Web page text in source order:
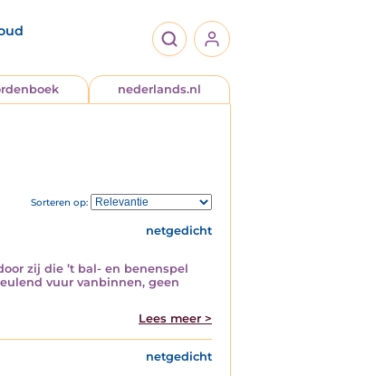
nederlands.nl
Sorteren op:
netgedicht
zij die ’t bal- en benenspel
vuur vanbinnen, geen
Lees meer >
netgedicht